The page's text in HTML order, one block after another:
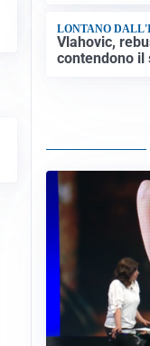
LONTANO
Vlahovic,
contendono il